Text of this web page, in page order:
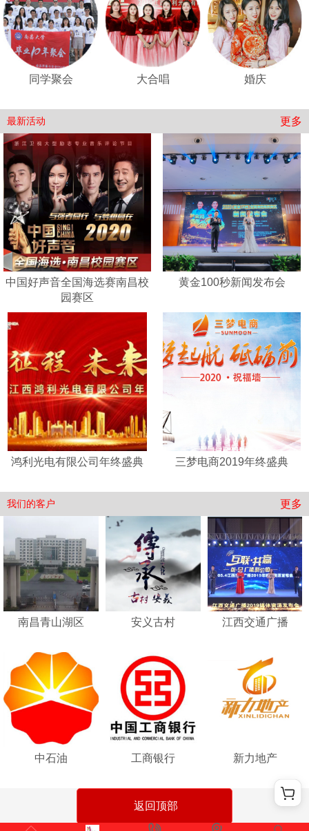
同学聚会 大合唱 婚庆
最新活动 更多
中国好声音全国海选赛南昌校
园赛区
黄金100秒新闻发布会
鸿利光电有限公司年终盛典 三梦电商2019年终盛典
我们的客户 更多
南昌青山湖区 安义古村 江西交通广播
中石油 工商银行 新力地产
返回顶部